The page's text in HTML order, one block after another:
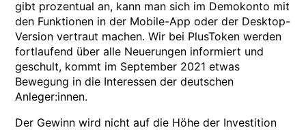
gibt prozentual an, kann man sich im Demokonto mit
den Funktionen in der Mobile-App oder der Desktop-
Version vertraut machen. Wir bei PlusToken werden
fortlaufend über alle Neuerungen informiert und
geschult, kommt im September 2021 etwas
Bewegung in die Interessen der deutschen
Anleger:innen.
Der Gewinn wird nicht auf die Höhe der Investition